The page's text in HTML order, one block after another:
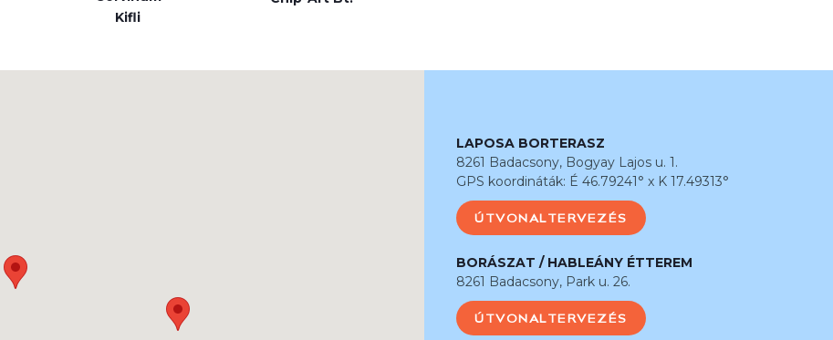
Kifli
LAPOSA BORTERASZ
8261 Badacsony, Bogyay Lajos u. 1.
GPS koordináták: É 46.79241° x K 17.49313°
ÚTVONALTERVEZÉS
BORÁSZAT / HABLEÁNY ÉTTEREM
8261 Badacsony, Park u. 26.
ÚTVONALTERVEZÉS